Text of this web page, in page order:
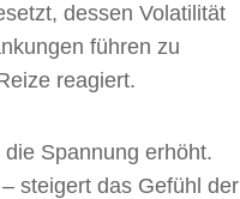
dessen Volatilität
führen zu
reagiert.
Spannung erhöht.
steigert das Gefühl der